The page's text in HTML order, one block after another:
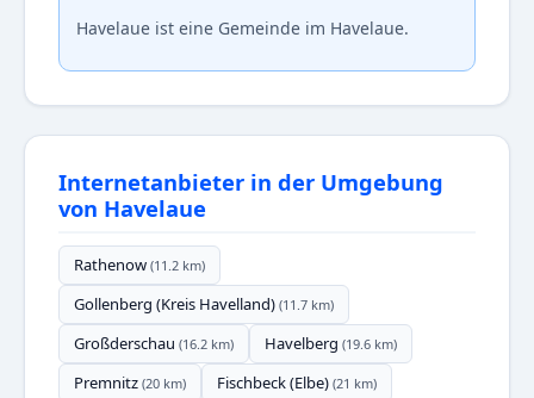
Havelaue ist eine Gemeinde im Havelaue.
Internetanbieter in der Umgebung
von Havelaue
Rathenow (11.2 km)
Gollenberg (Kreis Havelland) (11.7 km)
Großderschau (16.2 km) Havelberg (19.6 km)
Premnitz (20 km) Fischbeck (Elbe) (21 km)